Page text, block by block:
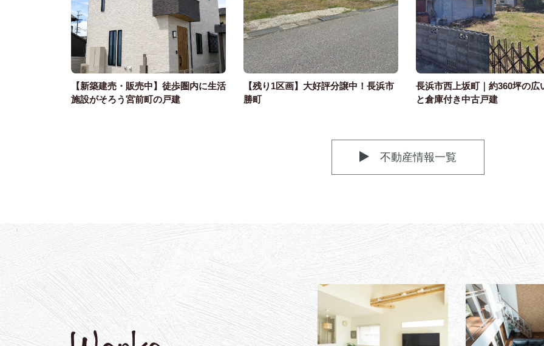
【新築建売・販売中】徒歩圏内に生活
施設がそろう宮前町の戸建
【残り1区画】大好評分譲中！長浜市
勝町
長浜市西上坂町｜約360坪の広
と倉庫付き中古戸建
不動産情報一覧